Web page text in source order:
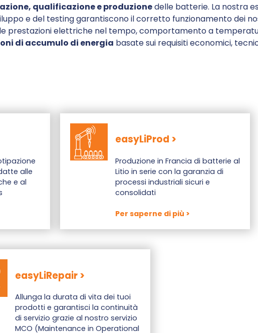
qualificazione e produzionedelle batterie. La nostra
e del testing garantiscono il corretto funzionamento dei
prestazioni elettriche nel tempo, comportamento a
di accumulo di energia basate sui requisiti economici,
alle
e al
easyLiProd >
Produzione in Francia di batterie al
Litio in serie con la garanzia di
processi industriali sicuri e
consolidati
Per saperne di più >
easyLiRepair >
Allunga la durata di vita dei tuoi
prodotti e garantisci la continuità
di servizio grazie al nostro servizio
MCO (Maintenance in Operational